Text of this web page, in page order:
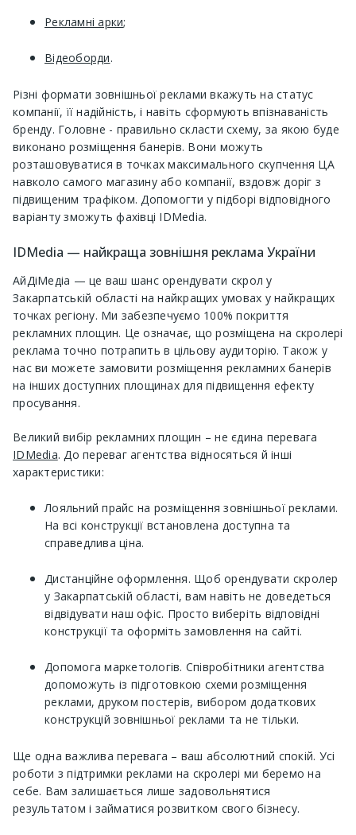
Рекламні арки;
Відеоборди.
Різні формати зовнішньої реклами вкажуть на статус
компанії, її надійність, і навіть сформують впізнаваність
бренду. Головне - правильно скласти схему, за якою буде
виконано розміщення банерів. Вони можуть
розташовуватися в точках максимального скупчення ЦА
навколо самого магазину або компанії, вздовж доріг з
підвищеним трафіком. Допомогти у підборі відповідного
варіанту зможуть фахівці IDMedia.
IDMedia — найкраща зовнішня реклама України
АйДіМедіа — це ваш шанс орендувати скрол у
Закарпатській області на найкращих умовах у найкращих
точках регіону. Ми забезпечуємо 100% покриття
рекламних площин. Це означає, що розміщена на скролері
реклама точно потрапить в цільову аудиторію. Також у
нас ви можете замовити розміщення рекламних банерів
на інших доступних площинах для підвищення ефекту
просування.
Великий вибір рекламних площин – не єдина перевага
IDMedia. До переваг агентства відносяться й інші
характеристики:
Лояльний прайс на розміщення зовнішньої реклами.
На всі конструкції встановлена ​​доступна та
справедлива ціна.
Дистанційне оформлення. Щоб орендувати скролер
у Закарпатській області, вам навіть не доведеться
відвідувати наш офіс. Просто виберіть відповідні
конструкції та оформіть замовлення на сайті.
Допомога маркетологів. Співробітники агентства
допоможуть із підготовкою схеми розміщення
реклами, друком постерів, вибором додаткових
конструкцій зовнішньої реклами та не тільки.
Ще одна важлива перевага – ваш абсолютний спокій. Усі
роботи з підтримки реклами на скролері ми беремо на
себе. Вам залишається лише задовольнятися
результатом і займатися розвитком свого бізнесу.